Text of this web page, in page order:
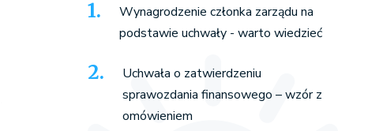
Wynagrodzenie członka zarządu na
podstawie uchwały - warto wiedzieć
Uchwała o zatwierdzeniu
sprawozdania finansowego – wzór z
omówieniem